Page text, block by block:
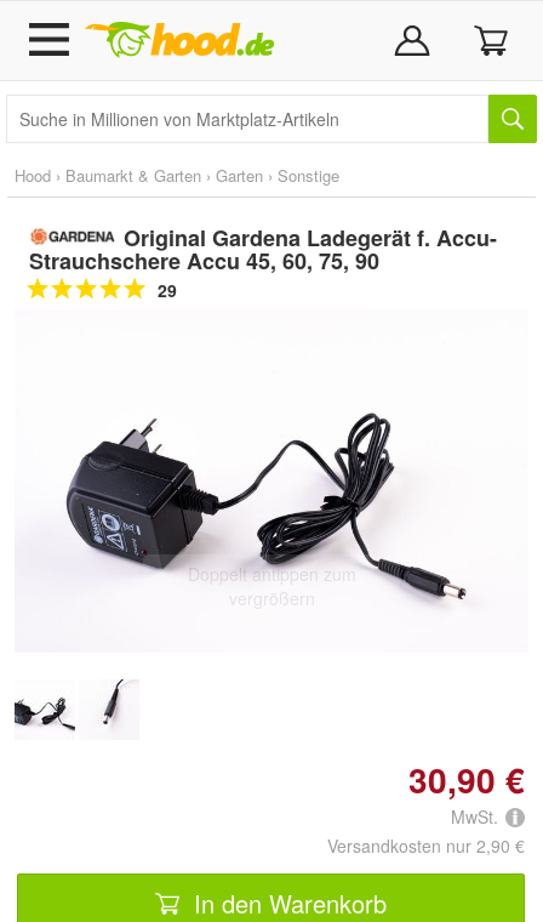
Hood › Baumarkt & Garten › Garten › Sonstige
Original Gardena Ladegerät f. Accu-
Strauchschere Accu 45, 60, 75, 90
29
Doppelt antippen zum
vergrößern
30,90 €
MwSt.
Versandkosten nur 2,90 €
In den Warenkorb